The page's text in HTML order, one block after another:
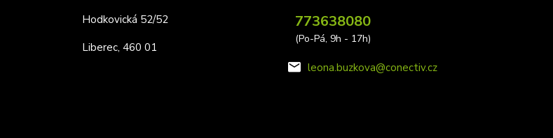
Hodkovická 52/52
Liberec, 460 01
773638080
(Po-Pá, 9h - 17h)
leona.buzkova@conectiv.cz